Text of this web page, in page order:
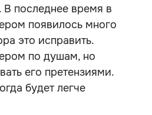
В последнее время в
появилось много
это исправить.
по душам, но
его претензиями.
будет легче